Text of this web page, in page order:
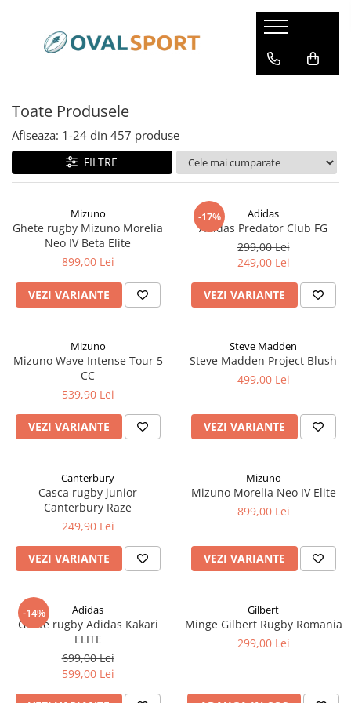
Femei
Incaltaminte
Barbati
Incaltaminte
Toate Produsele
Afiseaza: 1-24 din 457 produse
FILTRE
Mizuno
Ghete rugby Mizuno Morelia
Neo IV Beta Elite
899,00 Lei
VEZI VARIANTE
-17% Adidas
Adidas Predator Club FG
299,00 Lei
249,00 Lei
VEZI VARIANTE
Mizuno
Mizuno Wave Intense Tour 5
CC
539,90 Lei
VEZI VARIANTE
Steve Madden
Steve Madden Project Blush
499,00 Lei
VEZI VARIANTE
Canterbury
Casca rugby junior
Canterbury Raze
249,90 Lei
VEZI VARIANTE
Mizuno
Mizuno Morelia Neo IV Elite
899,00 Lei
VEZI VARIANTE
-14% Adidas
Ghete rugby Adidas Kakari
ELITE
699,00 Lei
599,00 Lei
Gilbert
Minge Gilbert Rugby Romania
299,00 Lei